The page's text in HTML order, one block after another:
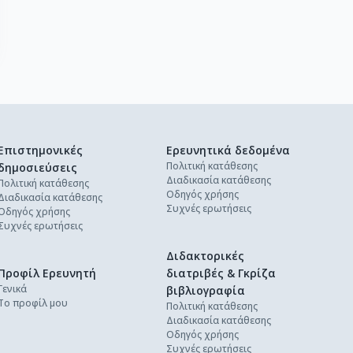
κατάθεσης
κατάθεσης
χρήσης
ερωτήσεις
Ερευνητικά δεδομένα
Πολιτική κατάθεσης
Διαδικασία κατάθεσης
Οδηγός χρήσης
Συχνές ερωτήσεις
Διδακτορικές
διατριβές & Γκρίζα
βιβλιογραφία
Πολιτική κατάθεσης
Διαδικασία κατάθεσης
Οδηγός χρήσης
Συχνές ερωτήσεις
Ερευνητή
προφίλ μου